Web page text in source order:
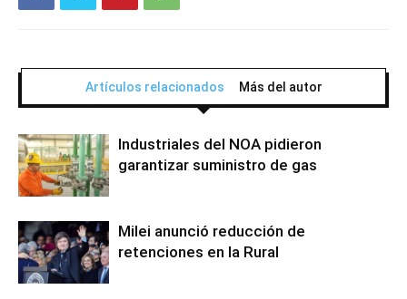
Artículos relacionados Más del autor
Industriales del NOA pidieron
garantizar suministro de gas
Milei anunció reducción de
retenciones en la Rural